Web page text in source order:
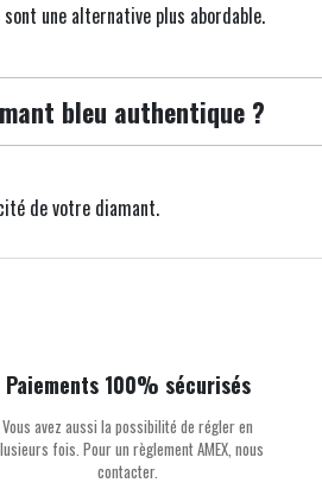
une alternative plus abordable.
bleu authentique ?
de votre diamant.
Paiements 100% sécurisés
Vous avez aussi la possibilité de régler en
fois. Pour un règlement AMEX, nous
contacter.